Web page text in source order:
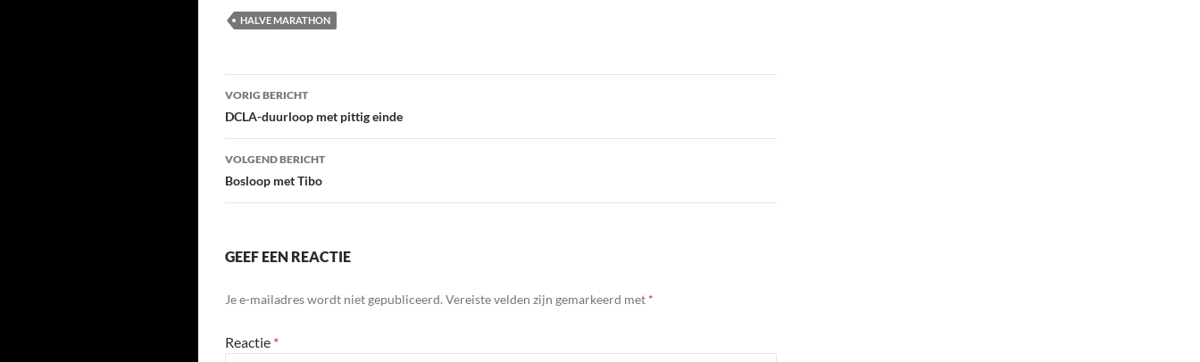
HALVE MARATHON
Bericht
navigatie
VORIG BERICHT
DCLA-duurloop met pittig einde
VOLGEND BERICHT
Bosloop met Tibo
GEEF EEN REACTIE
Je e-mailadres wordt niet gepubliceerd. Vereiste velden zijn gemarkeerd met *
Reactie *